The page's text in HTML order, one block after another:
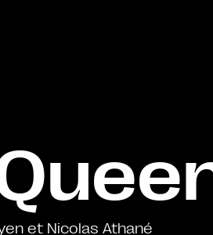
et Nicolas Athané